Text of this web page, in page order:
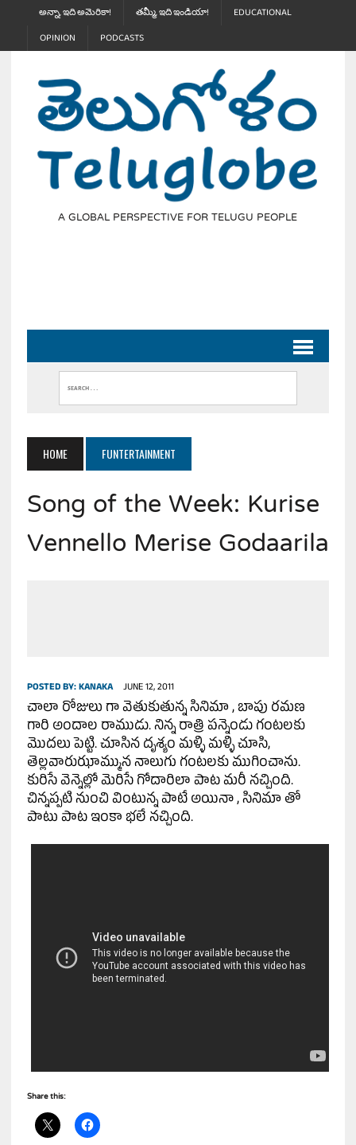
అన్నా, ఇది అమెరికా! తమ్మీ, ఇది ఇండియా!
EDUCATIONAL
OPINION
PODCASTS
A GLOBAL PERSPECTIVE FOR TELUGU PEOPLE
HOME FUNTERTAINMENT
Song of the Week: Kurise
Vennello Merise Godaarila
POSTED BY:KANAKA JUNE 12, 2011
చాలా రోజులు గా వెతుకుతున్న సినిమా , బాపు రమణ
గారి అందాల రాముడు. నిన్న రాత్రి పన్నెండు గంటలకు
మొదలు పెట్టి. చూసిన దృశ్యం మళ్ళి మళ్ళి చూసి,
తెల్లవారుఝామ్మున నాలుగు గంటలకు ముగించాను.
కురిసే వెన్నెల్లో మెరిసే గోదారిలా పాట మరీ నచ్చింది.
చిన్నప్పటి నుంచి వింటున్న పాటే అయినా , సినిమా తో
పాటు పాట ఇంకా భలే నచ్చింది.
Share this: